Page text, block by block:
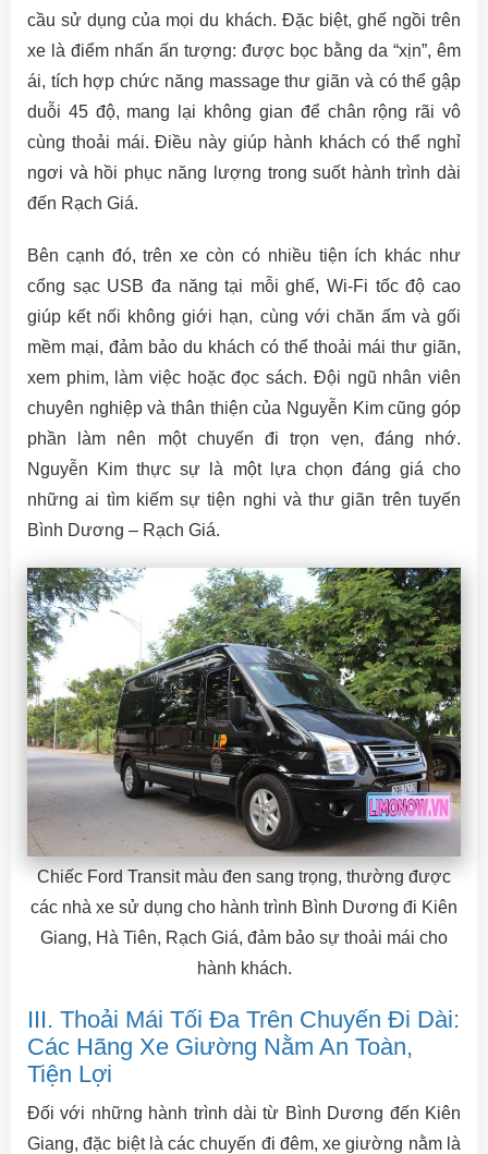
cầu sử dụng của mọi du khách. Đặc biệt, ghế ngồi trên
xe là điểm nhấn ấn tượng: được bọc bằng da “xịn”, êm
ái, tích hợp chức năng massage thư giãn và có thể gập
duỗi 45 độ, mang lại không gian để chân rộng rãi vô
cùng thoải mái. Điều này giúp hành khách có thể nghỉ
ngơi và hồi phục năng lượng trong suốt hành trình dài
đến Rạch Giá.
Bên cạnh đó, trên xe còn có nhiều tiện ích khác như
cổng sạc USB đa năng tại mỗi ghế, Wi-Fi tốc độ cao
giúp kết nối không giới hạn, cùng với chăn ấm và gối
mềm mại, đảm bảo du khách có thể thoải mái thư giãn,
xem phim, làm việc hoặc đọc sách. Đội ngũ nhân viên
chuyên nghiệp và thân thiện của Nguyễn Kim cũng góp
phần làm nên một chuyến đi trọn vẹn, đáng nhớ.
Nguyễn Kim thực sự là một lựa chọn đáng giá cho
những ai tìm kiếm sự tiện nghi và thư giãn trên tuyến
Bình Dương – Rạch Giá.
Chiếc Ford Transit màu đen sang trọng, thường được
các nhà xe sử dụng cho hành trình Bình Dương đi Kiên
Giang, Hà Tiên, Rạch Giá, đảm bảo sự thoải mái cho
hành khách.
III. Thoải Mái Tối Đa Trên Chuyến Đi Dài:
Các Hãng Xe Giường Nằm An Toàn,
Tiện Lợi
Đối với những hành trình dài từ Bình Dương đến Kiên
Giang, đặc biệt là các chuyến đi đêm, xe giường nằm là